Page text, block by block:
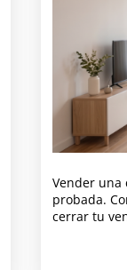
Vender una
probada.
cerrar tu